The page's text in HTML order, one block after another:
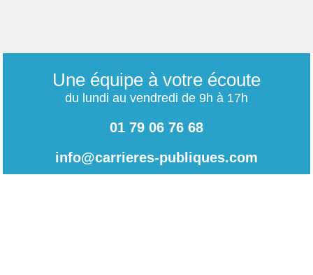
Une équipe à votre écoute
du lundi au vendredi de 9h à 17h
01 79 06 76 68
info@carrieres-publiques.com